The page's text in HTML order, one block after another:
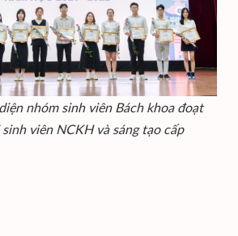
nhóm sinh viên Bách khoa đoạt
viên NCKH và sáng tạo cấp